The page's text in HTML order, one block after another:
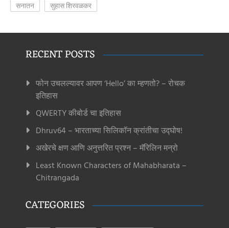
सनातन
सुहास शिरवळकर
RECENT POSTS
फोन उचलल्यावर आपण ‘Hello’ का म्हणतो? – रोचक
इतिहास
QWERTY कीबोर्ड चा इतिहास
Dhruv64 – भारताच्या सिलिकॉन क्रांतीचा उद्घोष!
अखेरचे क्षण आणि अनुत्तरित प्रश्न – मॅरिलिन मन्रो
Least Known Characters of Mahabharata –
Chitrangada
CATEGORIES